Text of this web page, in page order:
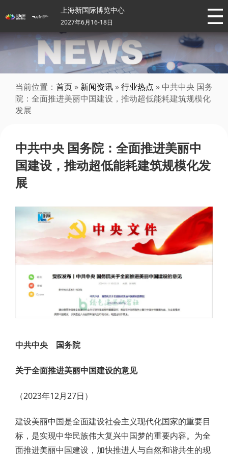
上海新国际博览中心
2027年6月16-18日
当前位置： 首页 » 新闻资讯 »行业热点 » 中共中央 国务
院：全面推进美丽中国建设，推动超低能耗建筑规模化
发展
中共中央 国务院：全面推进美丽中
国建设，推动超低能耗建筑规模化发
展
中共中央 国务院
关于全面推进美丽中国建设的意见
（2023年12月27日）
建设美丽中国是全面建设社会主义现代化国家的重要目
标，是实现中华民族伟大复兴中国梦的重要内容。为全
面推进美丽中国建设，加快推进人与自然和谐共生的现